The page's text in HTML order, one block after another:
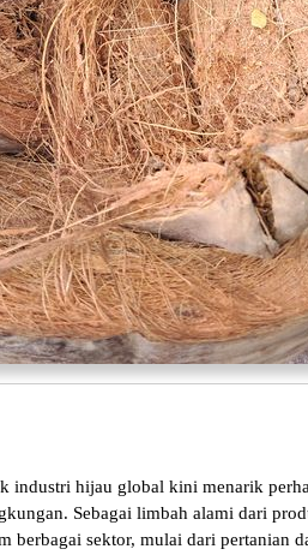
industri hijau global kini menarik
Sebagai limbah alami dari
berbagai sektor, mulai dari pertanian